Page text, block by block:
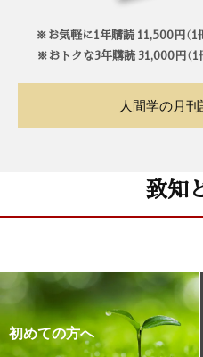
※お気軽に1年購読 11,500円（1
※おトクな3年購読 31,000円（1
人間学の月
致知
初めての方へ